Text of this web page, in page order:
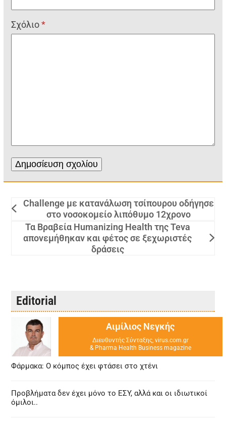
Σχόλιο*
Challenge με κατανάλωση τσίπουρου οδήγησε
στο νοσοκομείο λιπόθυμο 12χρονο
Τα Βραβεία Humanizing Health της Teva
απονεμήθηκαν και φέτος σε ξεχωριστές
δράσεις
Editorial
Αιμίλιος Νεγκής
Διευθυντής Σύνταξης, virus.com.gr
& Pharma Health Business magazine
Φάρμακα: Ο κόμπος έχει φτάσει στο χτένι
Προβλήματα δεν έχει μόνο το ΕΣΥ, αλλά και οι ιδιωτικοί
όμιλοι..